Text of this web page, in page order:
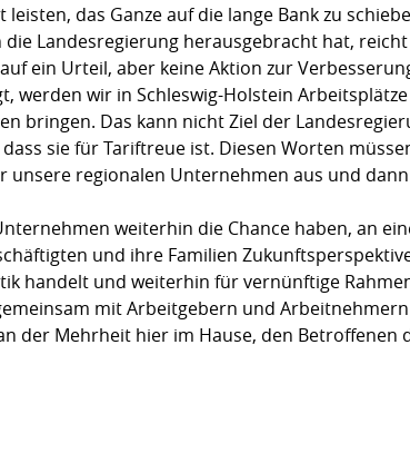
das Ganze auf die lange Bank zu
Landesregierung herausgebracht hat,
ein Urteil, aber keine Aktion zur
werden wir in Schleswig-Holstein
bringen. Das kann nicht Ziel der
sie für Tariftreue ist. Diesen Worten
unsere regionalen Unternehmen aus und
weiterhin die Chance haben, an
und ihre Familien
handelt und weiterhin für vernünftige
mit Arbeitgebern und
der Mehrheit hier im Hause, den Betroffenen